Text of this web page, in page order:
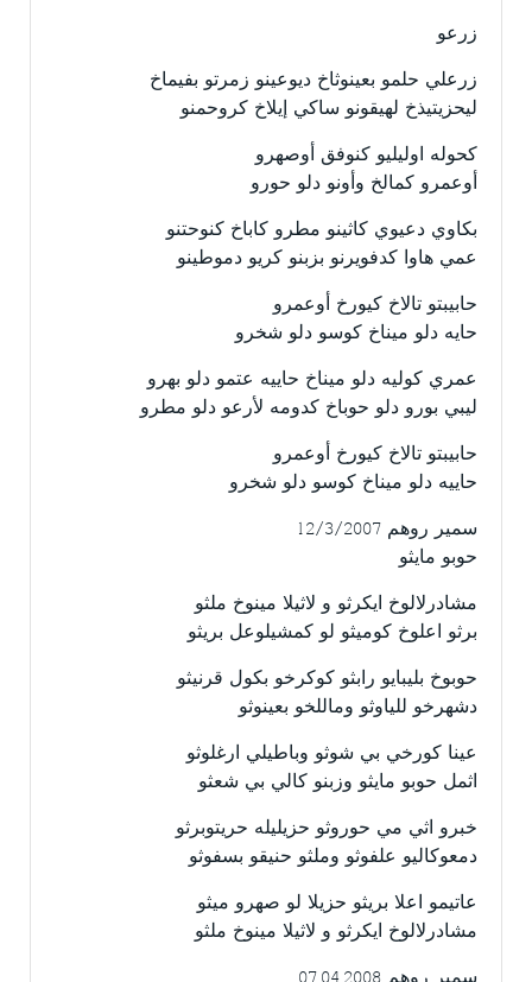
زرعو
زرعلي حلمو بعينوثاخ ديوعينو زمرتو بفيماخ
ليحزيتيذخ لهيقونو ساكي إيلاخ كروحمنو
كحوله اوليليو كنوفق أوصهرو
أوعمرو كمالخ وأونو دلو حورو
بكاوي دعيوي كاثينو مطرو كاباخ كنوحتنو
عمي هاوا كدفويرنو بزبنو كريو دموطينو
حابيبتو تالاخ كيورخ أوعمرو
حايه دلو ميناخ كوسو دلو شخرو
عمري كوليه دلو ميناخ حاييه عتمو دلو بهرو
ليبي بورو دلو حوباخ كدومه لأرعو دلو مطرو
حابيبتو تالاخ كيورخ أوعمرو
حاييه دلو ميناخ كوسو دلو شخرو
سمير روهم 12/3/2007
حوبو مايثو
مشادرلالوخ ايكرثو و لاثيلا مينوخ ملثو
برثو اعلوخ كوميثو لو كمشيلوعل بريثو
حوبوخ بليبايو رابثو كوكرخو بكول قرنيثو
دشهرخو للياوثو وماللخو بعينوثو
عينا كورخي بي شوثو وباطيلي ارغلوثو
اثمل حوبو مايثو وزبنو كالي بي شعثو
خبرو اثي مي حوروثو حزيليله حريتوبرثو
دمعوكاليو علفوثو وملثو حنيقو بسفوثو
عاتيمو اعلا بريثو حزيلا لو صهرو ميثو
مشادرلالوخ ايكرثو و لاثيلا مينوخ ملثو